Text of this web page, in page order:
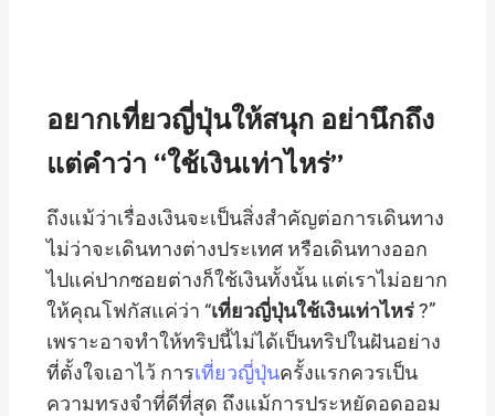
อยากเที่ยวญี่ปุ่นให้สนุก อย่านึกถึง
แต่คำว่า “ใช้เงินเท่าไหร่”
ถึงแม้ว่าเรื่องเงินจะเป็นสิ่งสำคัญต่อการเดินทาง
ไม่ว่าจะเดินทางต่างประเทศ หรือเดินทางออก
ไปแค่ปากซอยต่างก็ใช้เงินทั้งนั้น แต่เราไม่อยาก
ให้คุณโฟกัสแค่ว่า “เที่ยวญี่ปุ่นใช้เงินเท่าไหร่?”
เพราะอาจทำให้ทริปนี้ไม่ได้เป็นทริปในฝันอย่าง
ที่ตั้งใจเอาไว้ การเที่ยวญี่ปุ่นครั้งแรกควรเป็น
ความทรงจำที่ดีที่สุด ถึงแม้การประหยัดอดออม